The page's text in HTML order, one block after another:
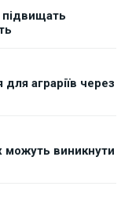
підвищать
аграріїв через
можуть виникнути